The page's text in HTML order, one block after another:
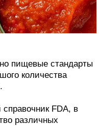
пищевые стандарты
количества
FDA, в
различных